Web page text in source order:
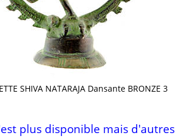
SHIVA NATARAJA Dansante BRONZE 3
plus disponible mais